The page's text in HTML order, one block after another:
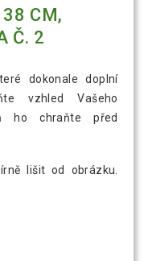
CM,
Č. 2
dokonale doplní
vzhled Vašeho
ho chraňte před
lišit od obrázku.